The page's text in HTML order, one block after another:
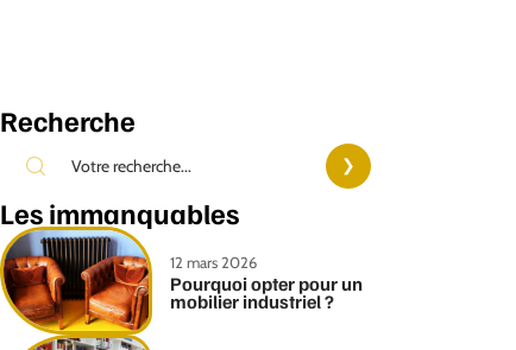
Recherche
Les immanquables
12 mars 2026
Pourquoi opter pour un
mobilier industriel ?